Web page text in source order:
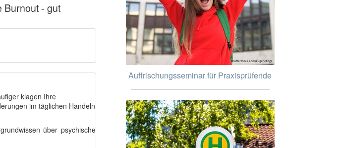
Burnout - gut
klagen Ihre
im täglichen Handeln
über psychische
Auffrischungsseminar für Praxisprüfende